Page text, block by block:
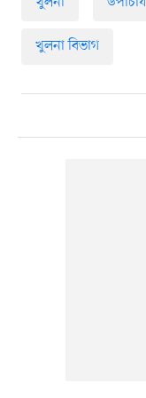
খুলনা বিভাগ